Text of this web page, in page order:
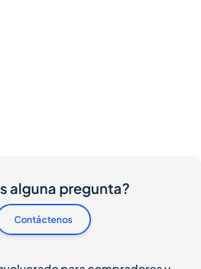
alguna pregunta?
Contáctenos